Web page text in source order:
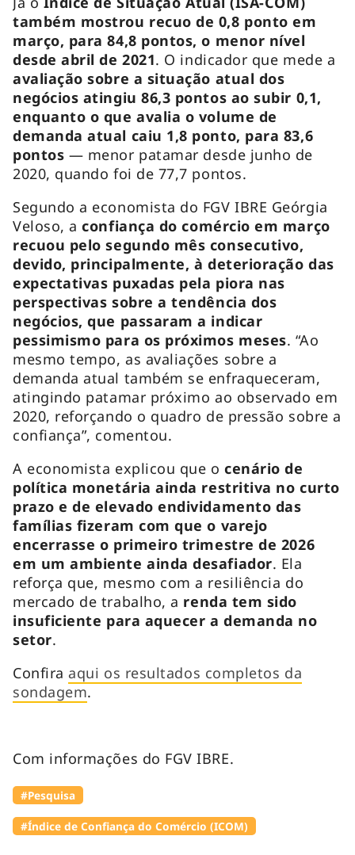
também mostrou recuo de 0,8 ponto em
março, para 84,8 pontos, o menor nível
desde abril de 2021. O indicador que mede a
avaliação sobre a situação atual dos
negócios atingiu 86,3 pontos ao subir 0,1,
enquanto o que avalia o volume de
demanda atual caiu 1,8 ponto, para 83,6
pontos — menor patamar desde junho de
2020, quando foi de 77,7 pontos.
Segundo a economista do FGV IBRE Geórgia
Veloso, aconfiança do comércio em março
recuou pelo segundo mês consecutivo,
devido, principalmente, à deterioração das
expectativas puxadas pela piora nas
perspectivas sobre a tendência dos
negócios, que passaram a indicar
pessimismo para os próximos meses. “Ao
mesmo tempo, as avaliações sobre a
demanda atual também se enfraqueceram,
atingindo patamar próximo ao observado em
2020, reforçando o quadro de pressão sobre a
confiança”, comentou.
A economista explicou que o cenário de
política monetária ainda restritiva no curto
prazo e de elevado endividamento das
famílias fizeram com que o varejo
encerrasse o primeiro trimestre de 2026
em um ambiente ainda desafiador. Ela
reforça que, mesmo com a resiliência do
mercado de trabalho, a renda tem sido
insuficiente para aquecer a demanda no
setor.
Confiraaqui os resultados completos da
sondagem.
Com informações do FGV IBRE.
#Pesquisa
#Índice de Confiança do Comércio (ICOM)